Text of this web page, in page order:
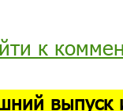
к
выпуск